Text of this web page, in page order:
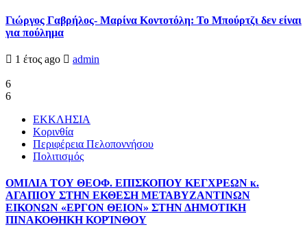
Γιώργος Γαβρήλος- Μαρίνα Κοντοτόλη: Το Μπούρτζι δεν είναι
για πούλημα
1 έτος ago admin
6
6
ΕΚΚΛΗΣΙΑ
Κορινθία
Περιφέρεια Πελοποννήσου
Πολιτισμός
ΟΜΙΛΙΑ ΤΟΥ ΘΕΟΦ. ΕΠΙΣΚΟΠΟΥ ΚΕΓΧΡΕΩΝ κ.
ΑΓΑΠΙΟΥ ΣΤΗΝ ΕΚΘΕΣΗ ΜΕΤΑΒΥΖΑΝΤΙΝΩΝ
ΕΙΚΟΝΩΝ «ΕΡΓΟΝ ΘΕΙΟΝ» ΣΤΗΝ ΔΗΜΟΤΙΚΗ
ΠΙΝΑΚΟΘΗΚΗ ΚΟΡΊΝΘΟΥ